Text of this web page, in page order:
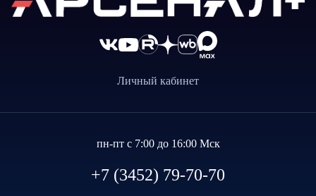
Личный кабинет
пн-пт с 7:00 до 16:00 Мск
+7 (3452) 79-70-70